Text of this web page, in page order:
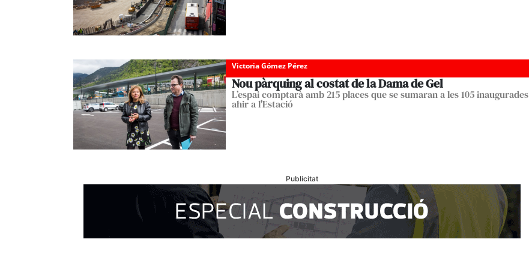
Victoria Gómez Pérez
Nou pàrquing al costat de la Dama de Gel
L’espai comptarà amb 215 places que se sumaran a les 105 inaugurades
ahir a l'Estació
Publicitat